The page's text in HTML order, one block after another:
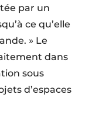
par un
ce qu’elle
» Le
dans
sous
d’espaces